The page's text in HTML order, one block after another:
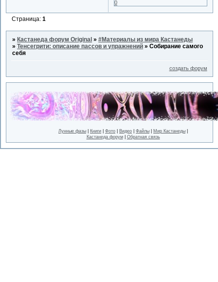
0
Страница:1
»Кастанеда форум Original »#Материалы из мира Кастанеды
»Тенсегрити: описание пассов и упражнений »Собирание самого
себя
создать форум
Лунные фазы Книги Фото Видео Файлы Мир Кастанеды
Кастанеда форум| Обратная связь